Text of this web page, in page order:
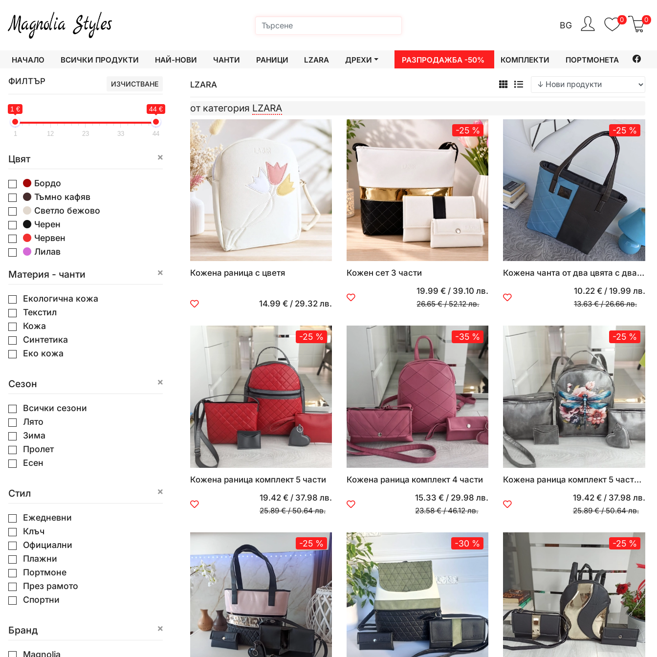
BG
0 0
НАЧАЛО ВСИЧКИ ПРОДУКТИ НАЙ-НОВИ ЧАНТИ РАНИЦИ LZARA ДРЕХИ РАЗПРОДАЖБА -50% КОМПЛЕКТИ ПОРТМОНЕТА
ФИЛТЪР ИЗЧИСТВАНЕ
1 € 44 €
1 12 23 33 44
Цвят
Бордо
Тъмно кафяв
Светло бежово
Черен
Червен
Лилав
Тъмно бежово
Тъмно син
Жълт
Шарен
Материя - чанти
Екологична кожа
Текстил
Кожа
Синтетика
Еко кожа
Сезон
Всички сезони
Лято
Зима
Пролет
Есен
Стил
Ежедневни
Клъч
Официални
Плажни
Портмоне
През рамото
Спортни
Бранд
Magnolia
LZARA
от категория LZARA
Кожена раница с цветя
14.99 € / 29.32 лв.
-25 %
Кожен сет 3 части
19.99 € / 39.10 лв.
26.65 €/52.12 лв.
-25 %
Кожена чанта от два цвята с два джоба
10.22 € / 19.99 лв.
13.63 €/26.66 лв.
-25 %
Кожена раница комплект 5 части
19.42 € / 37.98 лв.
25.89 €/50.64 лв.
-35 %
Кожена раница комплект 4 части
15.33 € / 29.98 лв.
23.58 €/46.12 лв.
-25 %
Кожена раница комплект 5 части с принт
19.42 € / 37.98 лв.
25.89 €/50.64 лв.
-25 % -30 % -25 %